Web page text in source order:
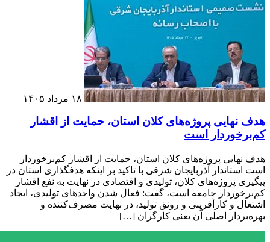
۱۸ مرداد ۱۴۰۵
هدف نهایی پروژه‌های کلان استان، حمایت از اقشار
کم‌برخوردار است
هدف نهایی پروژه‌های کلان استان، حمایت از اقشار کم‌برخوردار
است استاندار آذربایجان شرقی با تاکید بر اینکه هدفگذاری استان در
پیگیری پروژه‌های کلان، تولیدی و اقتصادی در نهایت به نفع اقشار
کم‌برخوردار جامعه است، گفت: فعال شدن واحدهای تولیدی، ایجاد
اشتغال و کارآفرینی و رونق تولید، در نهایت مصرف‌کننده و
بهره‌بردار اصلی آن یعنی کارگران […]